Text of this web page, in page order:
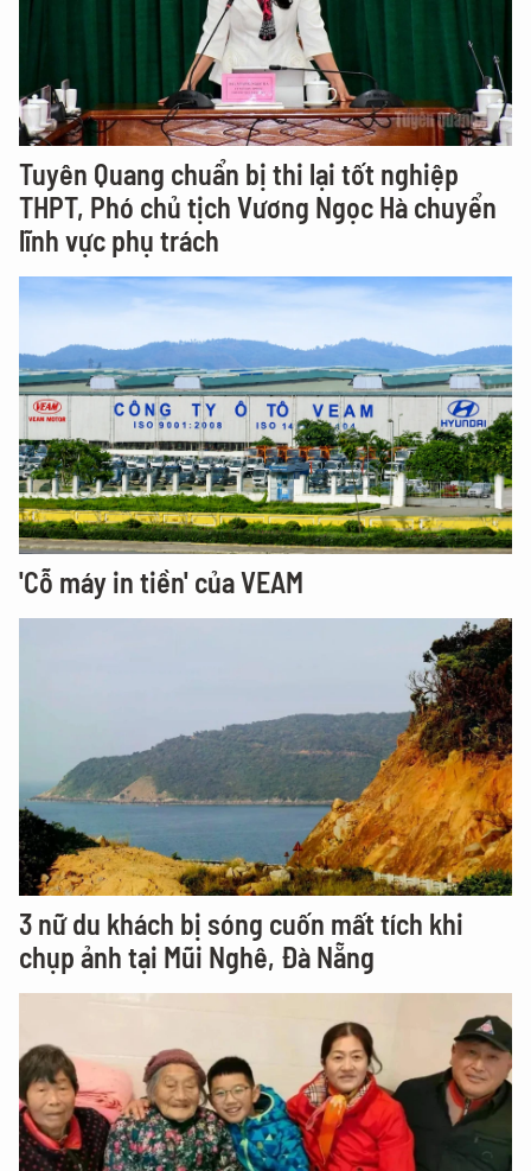
Tuyên Quang chuẩn bị thi lại tốt nghiệp
THPT, Phó chủ tịch Vương Ngọc Hà chuyển
lĩnh vực phụ trách
'Cỗ máy in tiền' của VEAM
3 nữ du khách bị sóng cuốn mất tích khi
chụp ảnh tại Mũi Nghê, Đà Nẵng